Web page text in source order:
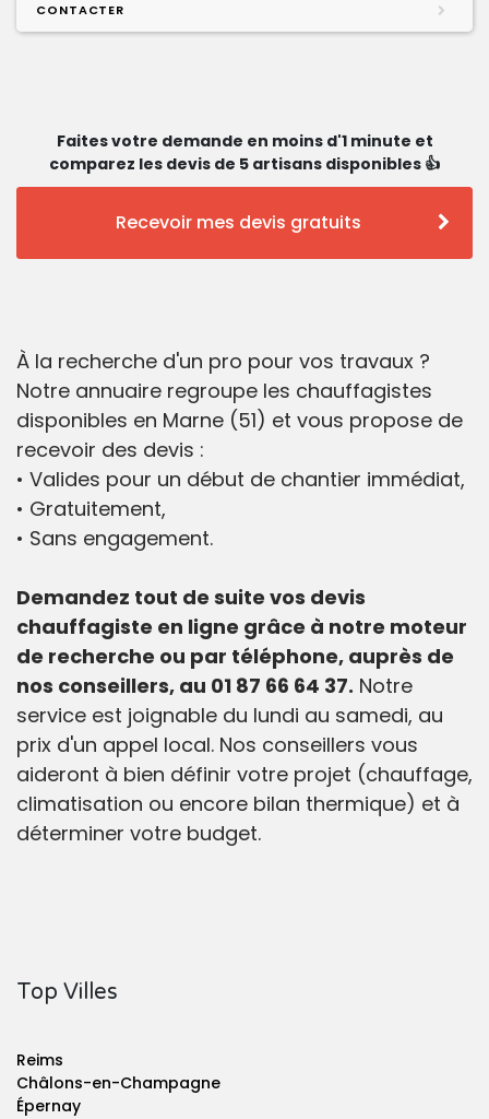
CONTACTER
Faites votre demande en moins d'1 minute et
comparez les devis de 5 artisans disponibles 👍
Recevoir mes devis gratuits
À la recherche d'un pro pour vos travaux ?
Notre annuaire regroupe les chauffagistes
disponibles en Marne (51) et vous propose de
recevoir des devis :
• Valides pour un début de chantier immédiat,
• Gratuitement,
• Sans engagement.
Demandez tout de suite vos devis
chauffagiste en ligne grâce à notre moteur
de recherche ou par téléphone, auprès de
nos conseillers, au 01 87 66 64 37. Notre
service est joignable du lundi au samedi, au
prix d'un appel local. Nos conseillers vous
aideront à bien définir votre projet (chauffage,
climatisation ou encore bilan thermique) et à
déterminer votre budget.
Top Villes
Reims
Châlons-en-Champagne
Épernay